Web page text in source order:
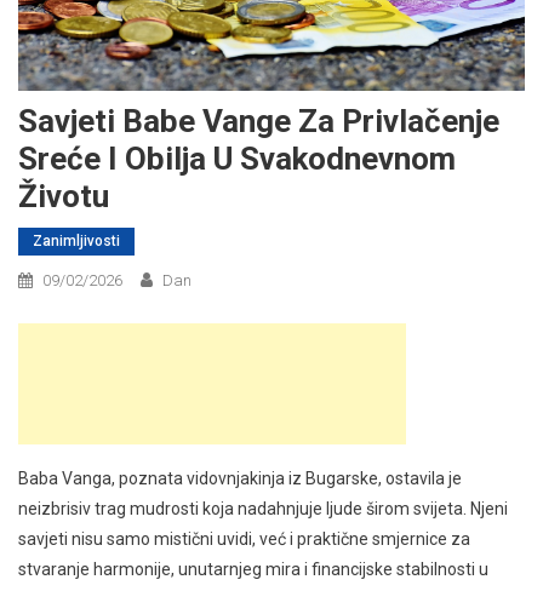
Savjeti Babe Vange Za Privlačenje
Sreće I Obilja U Svakodnevnom
Životu
Zanimljivosti
09/02/2026 Dan
Baba Vanga, poznata vidovnjakinja iz Bugarske, ostavila je
neizbrisiv trag mudrosti koja nadahnjuje ljude širom svijeta. Njeni
savjeti nisu samo mistični uvidi, već i praktične smjernice za
stvaranje harmonije, unutarnjeg mira i financijske stabilnosti u